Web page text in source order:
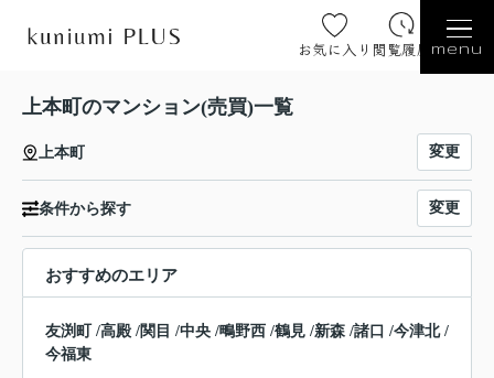
お気に入り 閲覧履歴 menu
上本町のマンション(売買)一覧
上本町 変更
条件から探す 変更
おすすめのエリア
友渕町 /高殿 /関目 /中央 /鴫野西 /鶴見 /新森 /諸口 /今津北/
今福東